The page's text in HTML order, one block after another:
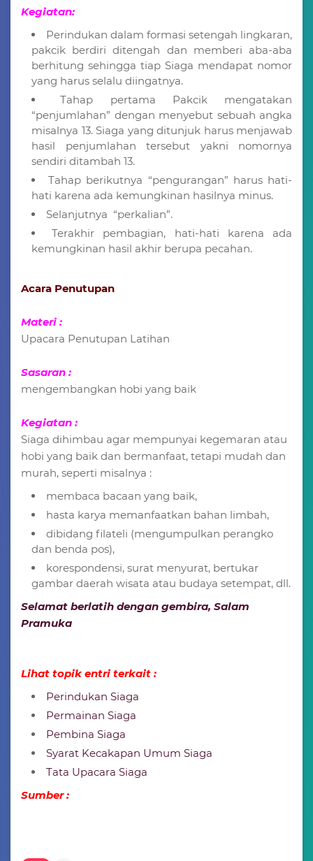
Kegiatan:
Perindukan dalam formasi setengah lingkaran,
pakcik berdiri ditengah dan memberi aba-aba
berhitung sehingga tiap Siaga mendapat nomor
yang harus selalu diingatnya.
Tahap pertama Pakcik mengatakan
“penjumlahan” dengan menyebut sebuah angka
misalnya 13. Siaga yang ditunjuk harus menjawab
hasil penjumlahan tersebut yakni nomornya
sendiri ditambah 13.
Tahap berikutnya “pengurangan” harus hati-
hati karena ada kemungkinan hasilnya minus.
Selanjutnya “perkalian”.
Terakhir pembagian, hati-hati karena ada
kemungkinan hasil akhir berupa pecahan.
Acara Penutupan
Materi :
Upacara Penutupan Latihan
Sasaran :
mengembangkan hobi yang baik
Kegiatan :
Siaga dihimbau agar mempunyai kegemaran atau
hobi yang baik dan bermanfaat, tetapi mudah dan
murah, seperti misalnya :
membaca bacaan yang baik,
hasta karya memanfaatkan bahan limbah,
dibidang filateli (mengumpulkan perangko
dan benda pos),
korespondensi, surat menyurat, bertukar
gambar daerah wisata atau budaya setempat, dll.
Selamat berlatih dengan gembira, Salam
Pramuka
Lihat topik entri terkait :
Perindukan Siaga
Permainan Siaga
Pembina Siaga
Syarat Kecakapan Umum Siaga
Tata Upacara Siaga
Sumber :